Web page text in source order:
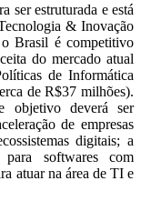
ser estruturada e está
& Inovação
Brasil é competitivo
do mercado atual
de Informática
de R$37 milhões).
objetivo deverá ser
de empresas
digitais; a
para softwares com
atuar na área de TI e